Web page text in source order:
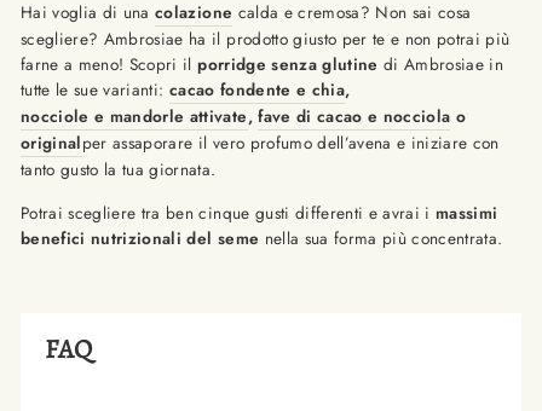
Hai voglia di unacolazione calda e cremosa? Non sai cosa
scegliere? Ambrosiae ha il prodotto giusto per te e non potrai più
farne a meno! Scopri ilporridge senza glutine di Ambrosiae in
tutte le sue varianti: cacao fondente e chia,
nocciole e mandorle attivate,fave di cacao e nocciola o
originalper assaporare il vero profumo dell’avena e iniziare con
tanto gusto la tua giornata.
Potrai scegliere tra ben cinque gusti differenti e avrai imassimi
benefici nutrizionali del seme nella sua forma più concentrata.
FAQ